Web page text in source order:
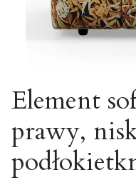
Element
prawy,